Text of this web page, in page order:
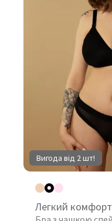
Вигода від 2 шт!
Легкий